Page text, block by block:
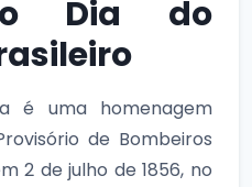
Dia do
é uma homenagem
de Bombeiros
2 de julho de 1856, no